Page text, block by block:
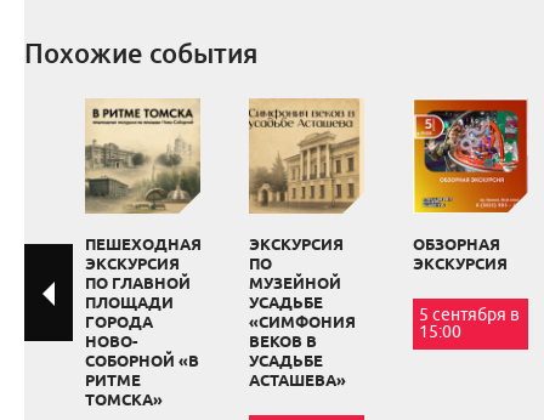
Похожие события
ПЕШЕХОДНАЯ
ЭКСКУРСИЯ
ПО ГЛАВНОЙ
ПЛОЩАДИ
ГОРОДА
НОВО-
СОБОРНОЙ «В
РИТМЕ
ТОМСКА»
ЭКСКУРСИЯ
ПО
МУЗЕЙНОЙ
УСАДЬБЕ
«СИМФОНИЯ
ВЕКОВ В
УСАДЬБЕ
АСТАШЕВА»
ОБЗОРНАЯ
ЭКСКУРСИЯ
5 сентября в
15:00